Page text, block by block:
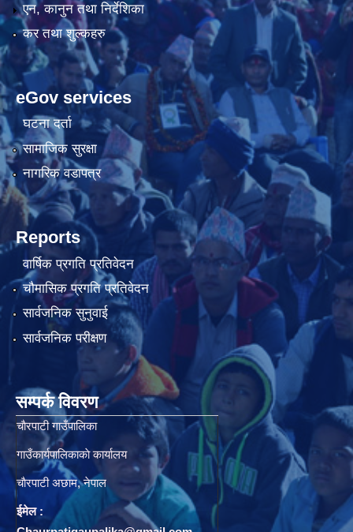
एन, कानुन तथा निर्देशिका
कर तथा शुल्कहरु
eGov services
घटना दर्ता
सामाजिक सुरक्षा
नागरिक वडापत्र
Reports
वार्षिक प्रगति प्रतिवेदन
चौमासिक प्रगति प्रतिवेदन
सार्वजनिक सुनुवाई
सार्वजनिक परीक्षण
सम्पर्क विवरण
चाैरपाटी गाउँपालिका
गाउँकार्यपालिकाकाे कार्यालय
चाैरपाटी अछाम, नेपाल
ईमेल :